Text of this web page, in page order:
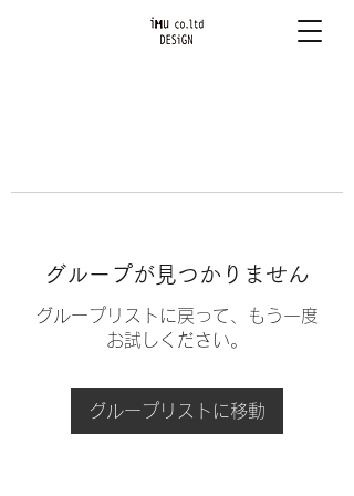
グループが見つかりません
グループリストに戻って、もう一度
お試しください。
グループリストに移動